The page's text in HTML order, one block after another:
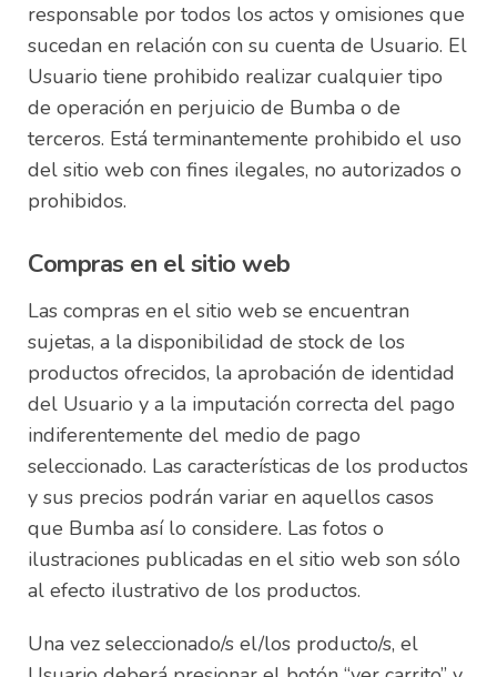
responsable por todos los actos y omisiones que
sucedan en relación con su cuenta de Usuario. El
Usuario tiene prohibido realizar cualquier tipo
de operación en perjuicio de Bumba o de
terceros. Está terminantemente prohibido el uso
del sitio web con fines ilegales, no autorizados o
prohibidos.
Compras en el sitio web
Las compras en el sitio web se encuentran
sujetas, a la disponibilidad de stock de los
productos ofrecidos, la aprobación de identidad
del Usuario y a la imputación correcta del pago
indiferentemente del medio de pago
seleccionado. Las características de los productos
y sus precios podrán variar en aquellos casos
que Bumba así lo considere. Las fotos o
ilustraciones publicadas en el sitio web son sólo
al efecto ilustrativo de los productos.
Una vez seleccionado/s el/los producto/s, el